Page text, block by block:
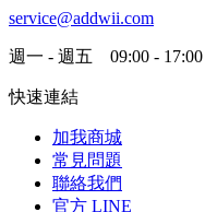
service@addwii.com
週一 - 週五 09:00 - 17:00
快速連結
加我商城
常見問題
聯絡我們
官方 LINE